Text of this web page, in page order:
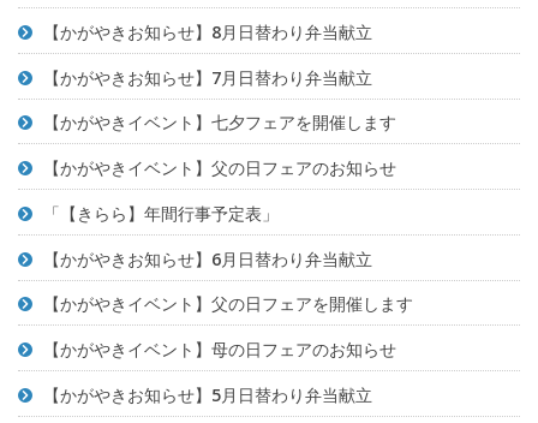
【かがやきお知らせ】8月日替わり弁当献立
【かがやきお知らせ】7月日替わり弁当献立
【かがやきイベント】七夕フェアを開催します
【かがやきイベント】父の日フェアのお知らせ
「【きらら】年間行事予定表」
【かがやきお知らせ】6月日替わり弁当献立
【かがやきイベント】父の日フェアを開催します
【かがやきイベント】母の日フェアのお知らせ
【かがやきお知らせ】5月日替わり弁当献立